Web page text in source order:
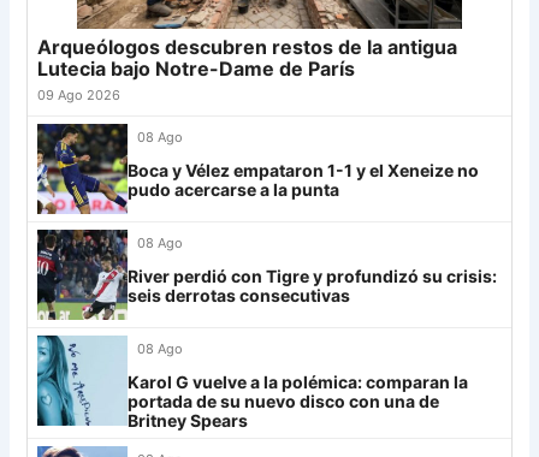
Grupo G
Mirassol
Lanús
Always Ready
Grupo H
IDV
Rosario Central
UCV FC
Newell's 19 -12 19
26 Central Córdoba 19
27 Platense
28 Riestra
29 Aldosivi
30 Estudiantes RC 19
Arqueólogos descubren restos de la antigua
Lutecia bajo Notre-Dame de París
09 Ago 2026
08 Ago
Boca y Vélez empataron 1-1 y el Xeneize no
pudo acercarse a la punta
08 Ago
River perdió con Tigre y profundizó su crisis:
seis derrotas consecutivas
08 Ago
Karol G vuelve a la polémica: comparan la
portada de su nuevo disco con una de
Britney Spears